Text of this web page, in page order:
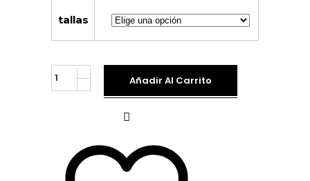
tallas
Jersey
Gris
Añadir Al Carrito